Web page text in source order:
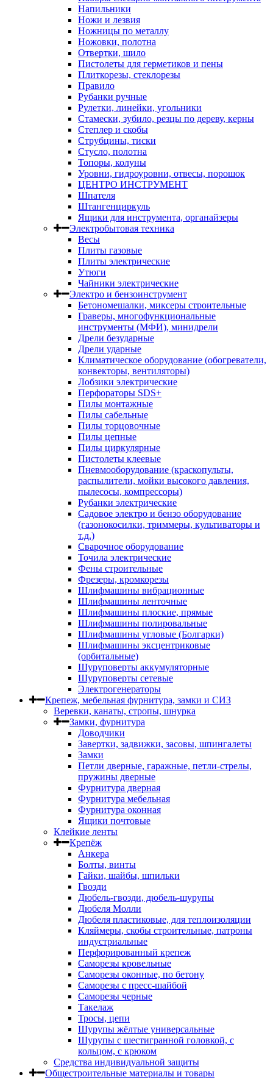
Напильники
Ножи и лезвия
Ножницы по металлу
Ножовки, полотна
Отвертки, шило
Пистолеты для герметиков и пены
Плиткорезы, стеклорезы
Правило
Рубанки ручные
Рулетки, линейки, угольники
Стамески, зубило, резцы по дереву, керны
Степлер и скобы
Струбцины, тиски
Стусло, полотна
Топоры, колуны
Уровни, гидроуровни, отвесы, порошок
ЦЕНТРО ИНСТРУМЕНТ
Шпателя
Штангенциркуль
Ящики для инструмента, органайзеры
Электробытовая техника
Весы
Плиты газовые
Плиты электрические
Утюги
Чайники электрические
Электро и бензоинструмент
Бетономешалки, миксеры строительные
Граверы, многофункциональные
инструменты (МФИ), минидрели
Дрели безударные
Дрели ударные
Климатическое оборудование (обогреватели,
конвекторы, вентиляторы)
Лобзики электрические
Перфораторы SDS+
Пилы монтажные
Пилы сабельные
Пилы торцовочные
Пилы цепные
Пилы циркулярные
Пистолеты клеевые
Пневмооборудование (краскопульты,
распылители, мойки высокого давления,
пылесосы, компрессоры)
Рубанки электрические
Садовое электро и бензо оборудование
(газонокосилки, триммеры, культиваторы и
т.д.)
Сварочное оборудование
Точила электрические
Фены строительные
Фрезеры, кромкорезы
Шлифмашины вибрационные
Шлифмашины ленточные
Шлифмашины плоские, прямые
Шлифмашины полировальные
Шлифмашины угловые (Болгарки)
Шлифмашины эксцентриковые
(орбитальные)
Шуруповерты аккумуляторные
Шуруповерты сетевые
Электрогенераторы
Крепеж, мебельная фурнитура, замки и СИЗ
Веревки, канаты, стропы, шнурка
Замки, фурнитура
Доводчики
Завертки, задвижки, засовы, шпингалеты
Замки
Петли дверные, гаражные, петли-стрелы,
пружины дверные
Фурнитура дверная
Фурнитура мебельная
Фурнитура оконная
Ящики почтовые
Клейкие ленты
Крепёж
Анкера
Болты, винты
Гайки, шайбы, шпильки
Гвозди
Дюбель-гвозди, дюбель-шурупы
Дюбеля Молли
Дюбеля пластиковые, для теплоизоляции
Кляймеры, скобы строительные, патроны
индустриальные
Перфорированный крепеж
Саморезы кровельные
Саморезы оконные, по бетону
Саморезы с пресс-шайбой
Саморезы черные
Такелаж
Тросы, цепи
Шурупы жёлтые универсальные
Шурупы с шестигранной головкой, с
кольцом, с крюком
Средства индивидуальной защиты
Общестроительные материалы и товары